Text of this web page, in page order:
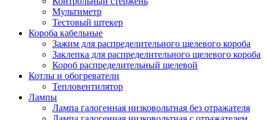
Мультиметр
Тестовый штекер
Короба кабельные
Зажим для распределительного щелевого короба
Заклепка для распределительного щелевого короба
Короб распределительный щелевой
Котлы и обогреватели
Тепловентилятор
Лампы
Лампа галогенная низковольтная без отражателя